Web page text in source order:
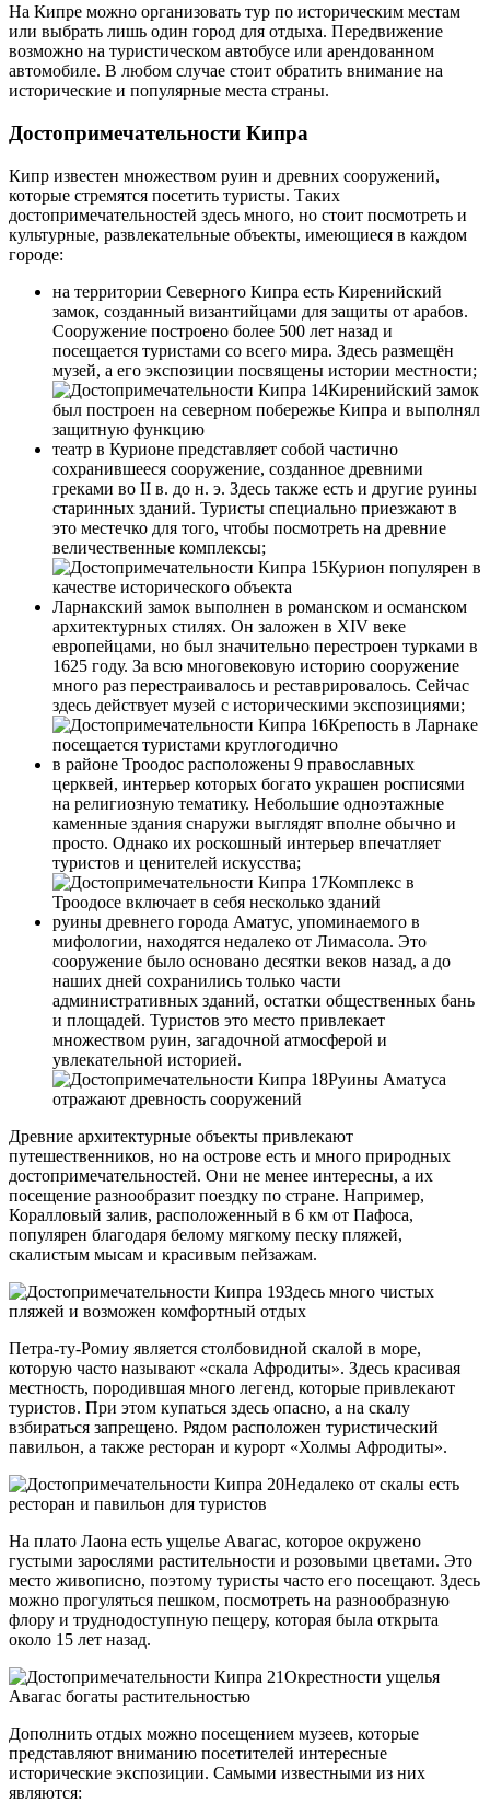
На Кипре можно организовать тур по историческим местам
или выбрать лишь один город для отдыха. Передвижение
возможно на туристическом автобусе или арендованном
автомобиле. В любом случае стоит обратить внимание на
исторические и популярные места страны.
Достопримечательности Кипра
Кипр известен множеством руин и древних сооружений,
которые стремятся посетить туристы. Таких
достопримечательностей здесь много, но стоит посмотреть и
культурные, развлекательные объекты, имеющиеся в каждом
городе:
на территории Северного Кипра есть Киренийский
замок, созданный византийцами для защиты от арабов.
Сооружение построено более 500 лет назад и
посещается туристами со всего мира. Здесь размещён
музей, а его экспозиции посвящены истории местности;
Киренийский замок
был построен на северном побережье Кипра и выполнял
защитную функцию
театр в Курионе представляет собой частично
сохранившееся сооружение, созданное древними
греками во II в. до н. э. Здесь также есть и другие руины
старинных зданий. Туристы специально приезжают в
это местечко для того, чтобы посмотреть на древние
величественные комплексы;
Курион популярен в
качестве исторического объекта
Ларнакский замок выполнен в романском и османском
архитектурных стилях. Он заложен в XIV веке
европейцами, но был значительно перестроен турками в
1625 году. За всю многовековую историю сооружение
много раз перестраивалось и реставрировалось. Сейчас
здесь действует музей с историческими экспозициями;
Крепость в Ларнаке
посещается туристами круглогодично
в районе Троодос расположены 9 православных
церквей, интерьер которых богато украшен росписями
на религиозную тематику. Небольшие одноэтажные
каменные здания снаружи выглядят вполне обычно и
просто. Однако их роскошный интерьер впечатляет
туристов и ценителей искусства;
Комплекс в
Троодосе включает в себя несколько зданий
руины древнего города Аматус, упоминаемого в
мифологии, находятся недалеко от Лимасола. Это
сооружение было основано десятки веков назад, а до
наших дней сохранились только части
административных зданий, остатки общественных бань
и площадей. Туристов это место привлекает
множеством руин, загадочной атмосферой и
увлекательной историей.
Руины Аматуса
отражают древность сооружений
Древние архитектурные объекты привлекают
путешественников, но на острове есть и много природных
достопримечательностей. Они не менее интересны, а их
посещение разнообразит поездку по стране. Например,
Коралловый залив, расположенный в 6 км от Пафоса,
популярен благодаря белому мягкому песку пляжей,
скалистым мысам и красивым пейзажам.
Здесь много чистых
пляжей и возможен комфортный отдых
Петра-ту-Ромиу является столбовидной скалой в море,
которую часто называют «скала Афродиты». Здесь красивая
местность, породившая много легенд, которые привлекают
туристов. При этом купаться здесь опасно, а на скалу
взбираться запрещено. Рядом расположен туристический
павильон, а также ресторан и курорт «Холмы Афродиты».
Недалеко от скалы есть
ресторан и павильон для туристов
На плато Лаона есть ущелье Авагас, которое окружено
густыми зарослями растительности и розовыми цветами. Это
место живописно, поэтому туристы часто его посещают. Здесь
можно прогуляться пешком, посмотреть на разнообразную
флору и труднодоступную пещеру, которая была открыта
около 15 лет назад.
Окрестности ущелья
Авагас богаты растительностью
Дополнить отдых можно посещением музеев, которые
представляют вниманию посетителей интересные
исторические экспозиции. Самыми известными из них
являются: